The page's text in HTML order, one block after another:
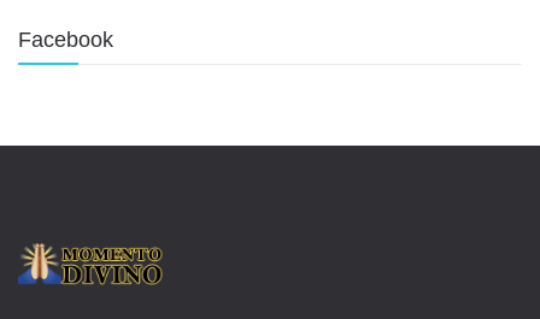
Facebook